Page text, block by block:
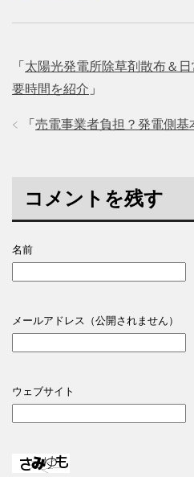
「 太陽光発電所除草剤散布＆
要時間を紹介 」
「 売電事業者負担？発電側基
コメントを残す
名前
メールアドレス（公開されません）
ウェブサイト